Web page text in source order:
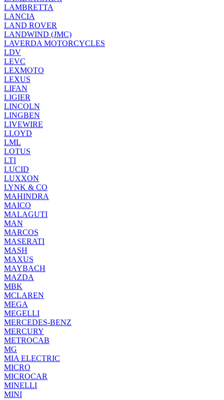
LAMBRETTA
LANCIA
LAND ROVER
LANDWIND (JMC)
LAVERDA MOTORCYCLES
LDV
LEVC
LEXMOTO
LEXUS
LIFAN
LIGIER
LINCOLN
LINGBEN
LIVEWIRE
LLOYD
LML
LOTUS
LTI
LUCID
LUXXON
LYNK & CO
MAHINDRA
MAICO
MALAGUTI
MAN
MARCOS
MASERATI
MASH
MAXUS
MAYBACH
MAZDA
MBK
MCLAREN
MEGA
MEGELLI
MERCEDES-BENZ
MERCURY
METROCAB
MG
MIA ELECTRIC
MICRO
MICROCAR
MINELLI
MINI